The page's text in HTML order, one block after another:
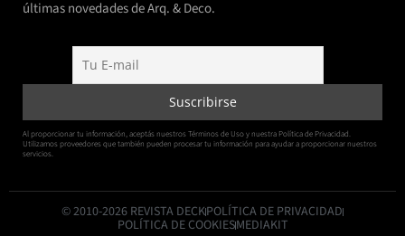
últimas novedades de Arq. & Deco.
Al proporcionar tu información, aceptás nuestros Términos de Uso y nuestra Política de Privacidad.
Utilizamos proveedores que también pueden procesar tu información para ayudar a proporcionar nuestros
servicios.
© 2010-2026 REVISTA DECKPOLÍTICA DE PRIVACIDAD
POLÍTICA DE COOKIESMEDIAKIT